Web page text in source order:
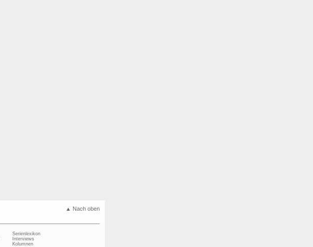
▲ Nach oben
Serienlexikon
Interviews
Kolumnen